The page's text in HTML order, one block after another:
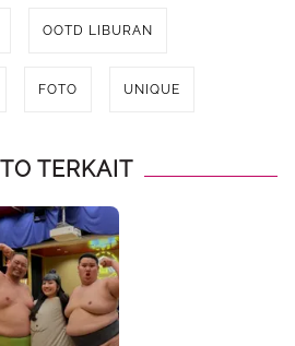
OOTD LIBURAN
FOTO UNIQUE
TERKAIT